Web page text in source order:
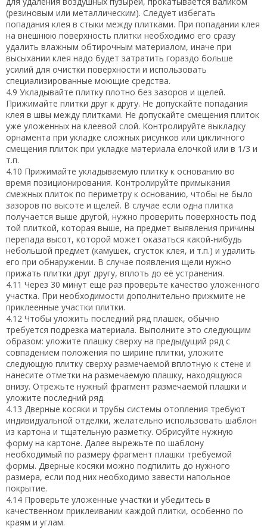
(резиновым или металлическим). Следует избегать
попадания клея в стыки между плитками. При попадании клея
на внешнюю поверхность плитки необходимо его сразу
удалить влажным обтирочным материалом, иначе при
высыхании клея надо будет затратить гораздо больше
усилий для очистки поверхности и использовать
специализированные моющие средства.
4.9 Укладывайте плитку плотно без зазоров и щелей.
Прижимайте плитки друг к другу. Не допускайте попадания
клея в швы между плитками. Не допускайте смещения плиток
уже уложенных на клеевой слой. Контролируйте выкладку
орнамента при укладке сложных рисунков или цикличного
смещения плиток при укладке материала ёлочкой или в 1/3 и
т.п.
4.10 Прижимайте укладываемую плитку к основанию во
время позиционирования. Контролируйте примыкания
смежных плиток по периметру к основанию, чтобы не было
зазоров по высоте и щелей. В случае если одна плитка
получается выше другой, нужно проверить поверхность под
той плиткой, которая выше, на предмет выявления причины
перепада высот, которой может оказаться какой-нибудь
небольшой предмет (камушек, сгусток клея, и т.п.) и удалить
его при обнаружении. В случае появления щели нужно
прижать плитки друг другу, вплоть до её устранения.
4.11 Через 30 минут еще раз проверьте качество уложенного
участка. При необходимости дополнительно прижмите не
приклеенные участки плитки.
4.12 Чтобы уложить последний ряд плашек, обычно
требуется подрезка материала. Выполните это следующим
образом: уложите плашку сверху на предыдущий ряд с
совпадением положения по ширине плитки, уложите
следующую плитку сверху размечаемой вплотную к стене и
нанесите отметки на размечаемую плашку, находящуюся
внизу. Отрежьте нужный фрагмент размечаемой плашки и
уложите последний ряд.
4.13 Дверные косяки и трубы системы отопления требуют
индивидуальной отделки, желательно использовать шаблон
из картона и тщательную разметку. Обрисуйте нужную
форму на картоне. Далее вырежьте по шаблону
необходимый по размеру фрагмент плашки требуемой
формы. Дверные косяки можно подпилить до нужного
размера, если под них необходимо завести напольное
покрытие.
4.14 Проверьте уложенные участки и убедитесь в
качественном приклеивании каждой плитки, особенно по
краям и углам.